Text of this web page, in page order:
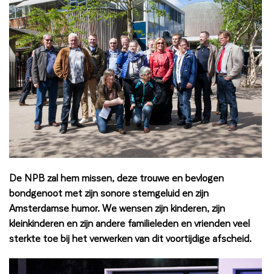
De NPB zal hem missen, deze trouwe en bevlogen
bondgenoot met zijn sonore stemgeluid en zijn
Amsterdamse humor. We wensen zijn kinderen, zijn
kleinkinderen en zijn andere familieleden en vrienden veel
sterkte toe bij het verwerken van dit voortijdige afscheid.